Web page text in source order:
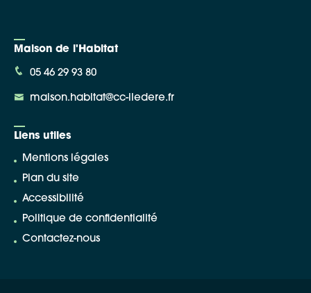
Maison de l'Habitat
05 46 29 93 80
maison.habitat@cc-iledere.fr
Liens utiles
Mentions légales
Plan du site
Accessibilité
Politique de confidentialité
Contactez-nous